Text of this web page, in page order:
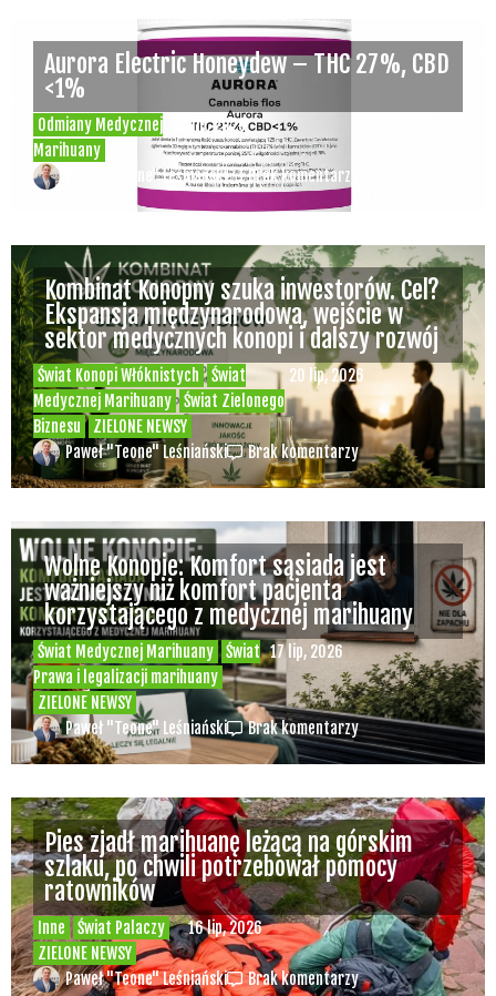
Świat Medycznej Marihuany
Świat
Prawa i legalizacji marihuany
Świat
03 lip, 2026
Rozmowa WeedNews – Produkcja
medycznej marihuany w Polsce – Konrad
Palka, prezes Panaceum Cannmed [VIDEO]
Paweł "Teone" Leśniański 3 komentarzy
Kryminalne Zagadki
Zielonego Świata
ZIELONE
NEWSY
03 lip, 2026
Służby udaremniły przemyt 1,2 tony
marihuany z Tajlandii do Polski [VIDEO]
Świat Palaczy
Świat Prawa i
legalizacji marihuany
Świat Zielonego
Biznesu
ZIELONE NEWSY
26 cze, 2026
Mundial przeciwny marihuanie
jednocześnie promuje sprzedaż alkoholu na
meczach
Świat Palaczy
Świat Zielonego25 cze, 2026
Wiz Khalifa nie przyjedzie do Europy bo dwa
lata temu zapalił jointa na scenie i teraz
grozi mu więzienie